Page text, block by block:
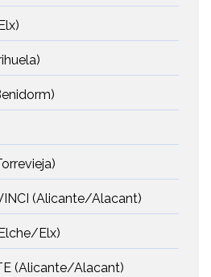
(Alicante/Alacant)
Elx)
(Alicante/Alacant)